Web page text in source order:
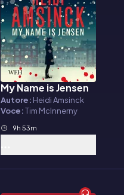
Audiolibro
My Name is Jensen
Autore: Heidi Amsinck
Voce:Tim McInnerny
9h 53m